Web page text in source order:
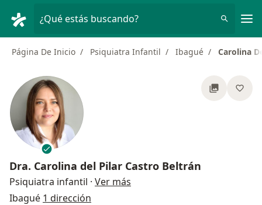
¿Qué estás buscando?
Página De Inicio Psiquiatra Infantil Ibagué Carolina
Dra. Carolina del Pilar Castro Beltrán
Psiquiatra infantil · Ver más
Ibagué 1 dirección